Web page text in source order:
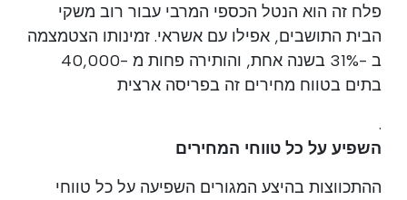
פלח זה הוא הנטל הכספי המרבי עבור רוב משקי
הבית התושבים, אפילו עם אשראי. זמינותו הצטמצמה
ב -31% בשנה אחת, והותירה פחות מ -40,000
בתים בטווח מחירים זה בפריסה ארצית
.
השפיע על כל טווחי המחירים
ההתכווצות בהיצע המגורים השפיעה על כל טווחי